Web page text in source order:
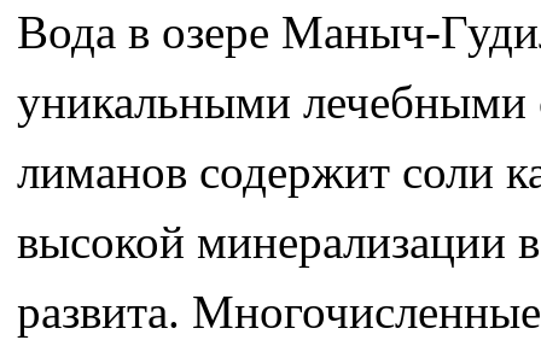
Вода в озере Маныч-
уникальными лечебными
лиманов содержит соли
высокой минерализации
развита.